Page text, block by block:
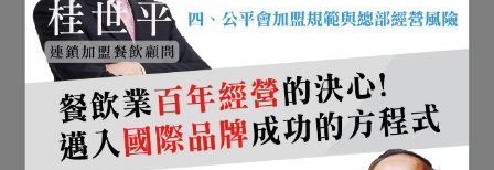
文章分類 103成功案例
中式餐飲/麵食/便當/小吃